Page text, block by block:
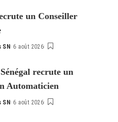
un Conseiller
SN 6 août 2026
recrute un
Automaticien
SN 6 août 2026